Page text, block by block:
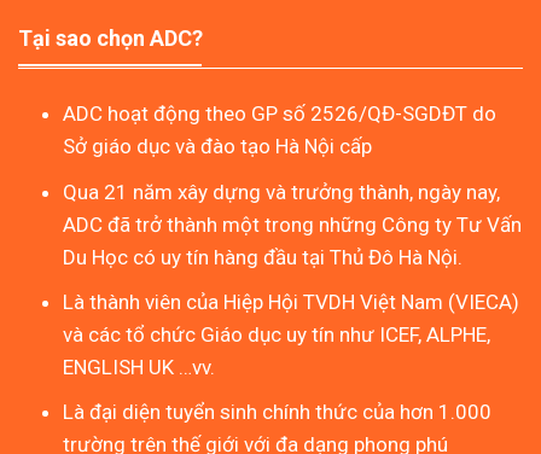
Tại sao chọn ADC?
ADC hoạt động theo GP số 2526/QĐ-SGDĐT do
Sở giáo dục và đào tạo Hà Nội cấp
Qua 21 năm xây dựng và trưởng thành, ngày nay,
ADC đã trở thành một trong những Công ty Tư Vấn
Du Học có uy tín hàng đầu tại Thủ Đô Hà Nội.
Là thành viên của Hiệp Hội TVDH Việt Nam (VIECA)
và các tổ chức Giáo dục uy tín như ICEF, ALPHE,
ENGLISH UK …vv.
Là đại diện tuyển sinh chính thức của hơn 1.000
trường trên thế giới với đa dạng phong phú